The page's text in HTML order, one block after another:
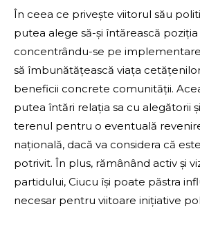
În ceea ce privește viitorul său
putea alege să-și întărească
concentrându-se pe
să îmbunătățească viața
beneficii concrete comunității.
putea întări relația sa cu alegătorii
terenul pentru o eventuală
națională, dacă va considera că
potrivit. În plus, rămânând activ și
partidului, Ciucu își poate păstra
necesar pentru viitoare inițiative